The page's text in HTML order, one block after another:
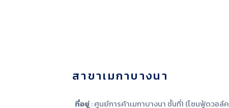
สาขาเมกาบางนา
ที่อยู่: ศูนย์การค้าเมกาบางนา ชั้นที่1 (โซนฟู้ดวอล์